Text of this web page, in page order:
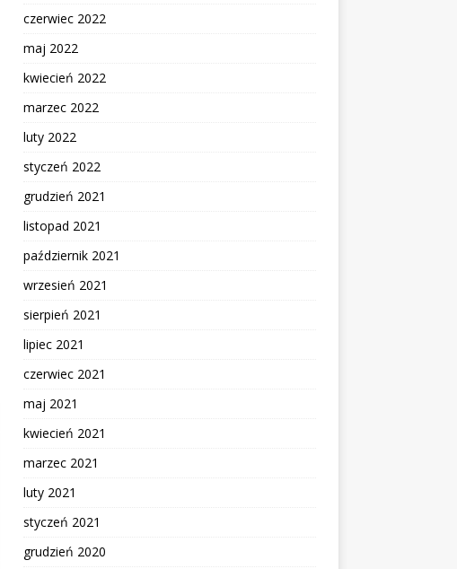
czerwiec 2022
maj 2022
kwiecień 2022
marzec 2022
luty 2022
styczeń 2022
grudzień 2021
listopad 2021
październik 2021
wrzesień 2021
sierpień 2021
lipiec 2021
czerwiec 2021
maj 2021
kwiecień 2021
marzec 2021
luty 2021
styczeń 2021
grudzień 2020